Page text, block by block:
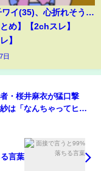
イ(35)、心折れそう…
め】【2chスレ】
】
日
者・桜井麻衣が猛口撃
は「なんちゃってヒー
言葉